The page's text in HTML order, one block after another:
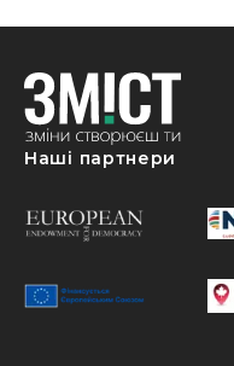
Наші партнери